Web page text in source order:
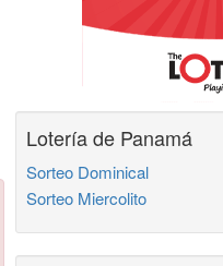
Lotería de Panamá
Sorteo Dominical
Sorteo Miercolito